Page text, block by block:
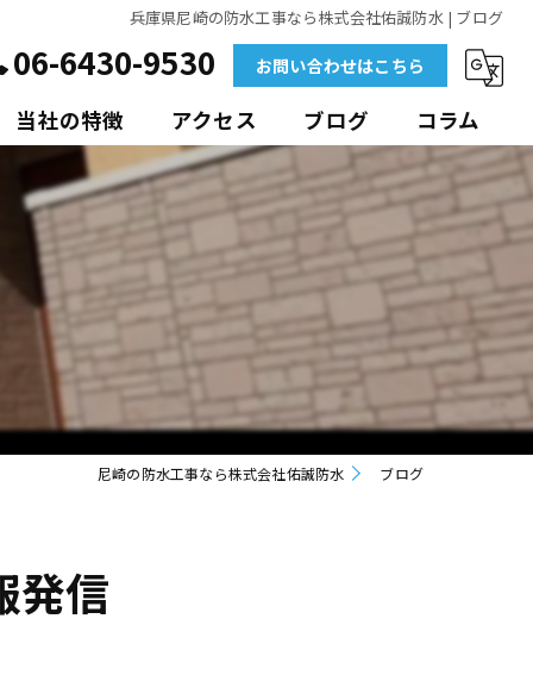
兵庫県尼崎の防水工事なら株式会社佑誠防水 | ブログ
06-6430-9530 お問い合わせはこちら
当社の特徴
外壁
マンション
ビル
アパート
ポリウレア
アクセス ブログ コラム
尼崎の防水工事なら株式会社佑誠防水 ブログ
発信